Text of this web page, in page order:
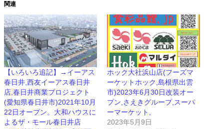
関連
【いろいろ追記】→イーアス
春日井,西友イーアス春日井
店,春日井商業プロジェクト
(愛知県春日井市)2021年10月
22日オープン。大和ハウスに
よるザ・モール春日井店
ホック大社浜山店(フーズマ
ーケットホック,島根県出雲
市)2023年6月30日改装オー
プン,さえきグループ,スーパ
ーマーケット,
2023年5月9日